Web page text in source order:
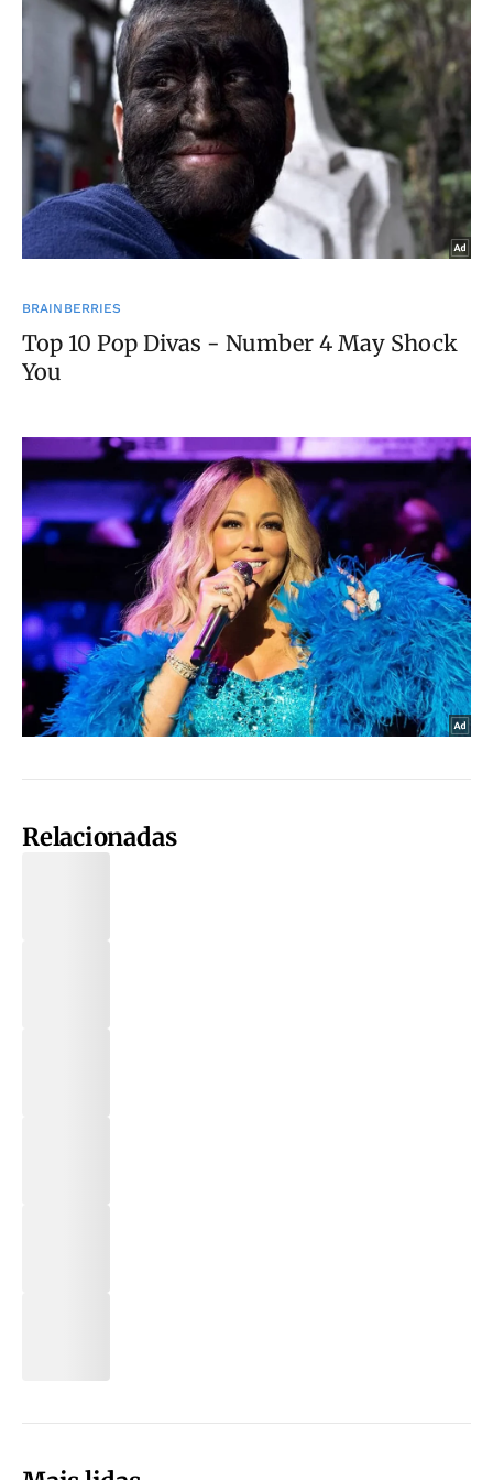
Relacionadas